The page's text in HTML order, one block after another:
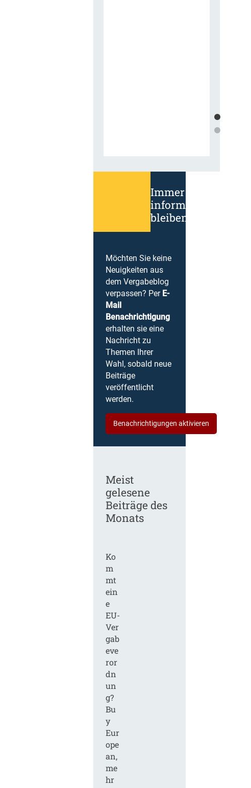
Immer
informiert
bleiben!
Möchten Sie keine
Neuigkeiten aus
dem Vergabeblog
verpassen? Per E-
Mail
Benachrichtigung
erhalten sie eine
Nachricht zu
Themen Ihrer
Wahl, sobald neue
Beiträge
veröffentlicht
werden.
Benachrichtigungen aktivieren
Meist
gelesene
Beiträge des
Monats
Ko
m
mt
ein
e
EU-
Ver
gab
eve
ror
dn
un
g?
Bu
y
Eur
ope
an,
me
hr